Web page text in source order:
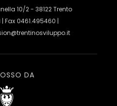
10/2 - 38122 Trento
| Fax 0461.495460 |
DA